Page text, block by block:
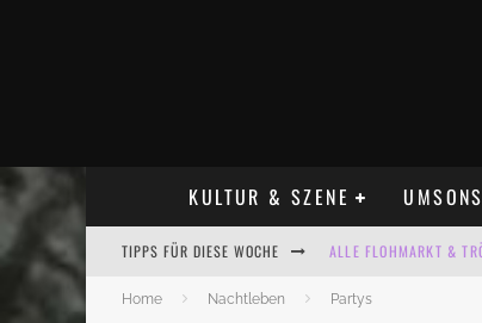
KULTUR & SZENE
TIPPS FÜR DIESE WOCHE ALLE FLOHMARKT &
LADYFASHION
Home Nachtleben Partys